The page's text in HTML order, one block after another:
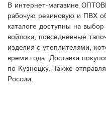
В интернет-магазине
рабочую резиновую и ПВХ
каталоге доступны на
войлока, повседневные
изделия с утеплителями,
время года. Доставка
по Кузнецку. Также
России.